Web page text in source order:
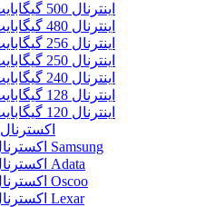
SSD اینترنال 500 گیگابایت
SSD اینترنال 480 گیگابایت
SSD اینترنال 256 گیگابایت
SSD اینترنال 250 گیگابایت
SSD اینترنال 240 گیگابایت
SSD اینترنال 128 گیگابایت
SSD اینترنال 120 گیگابایت
حافظه SSD اکسترنال
SSD اکسترنال Samsung
SSD اکسترنال Adata
SSD اکسترنال Oscoo
SSD اکسترنال Lexar